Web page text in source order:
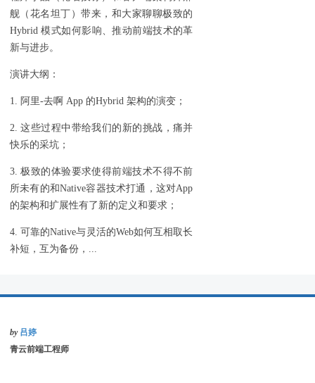
舰（花名坦丁）带来，和大家聊聊极致的
Hybrid 模式如何影响、推动前端技术的革
新与进步。
演讲大纲：
1. 阿里-去啊 App 的Hybrid 架构的演变；
2. 这些过程中带给我们的新的挑战，痛并
快乐的采坑；
3. 极致的体验要求使得前端技术不得不前
所未有的和Native容器技术打通，这对App
的架构和扩展性有了新的定义和要求；
4. 可靠的Native与灵活的Web如何互相取长
补短，互为备份，...
by 吕婷
青云前端工程师